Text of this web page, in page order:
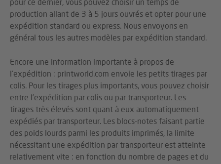
production allant de 3 à 5 jours ouvrés et opter pour une
expédition standard ou express. Nous envoyons en
général tous les autres modèles par expédition standard.
Encore une information importante à propos de
l’expédition : printworld.com envoie les petits tirages par
colis. Pour les tirages plus importants, vous pouvez choisir
entre l’expédition par colis ou par transporteur. Les
tirages très élevés sont quant à eux automatiquement
expédiés par transporteur. Les blocs-notes faisant partie
des poids lourds parmi les produits imprimés, la limite
nécessitant une expédition par transporteur est atteinte
relativement vite : en fonction du nombre de pages et du